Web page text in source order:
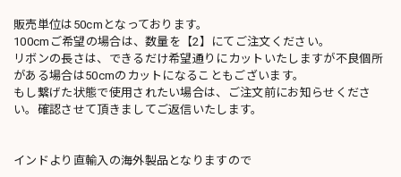
販売単位は50cmとなっております。
100cmご希望の場合は、数量を【2】にてご注文ください。
リボンの長さは、できるだけ希望通りにカットいたしますが不良個所
がある場合は50cmのカットになることもございます。
もし繋げた状態で使用されたい場合は、ご注文前にお知らせくださ
い。確認させて頂きましてご返信いたします。
インドより直輸入の海外製品となりますので